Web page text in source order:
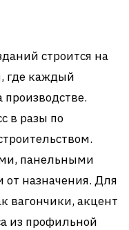
строится на
где каждый
производстве.
в разы по
панельными
назначения. Для
вагончики, акцент
из профильной